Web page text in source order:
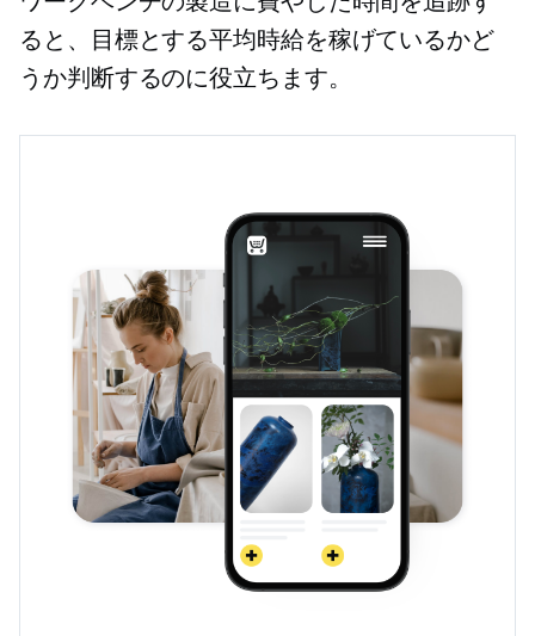
ると、目標とする平均時給を稼げているかど
うか判断するのに役立ちます。